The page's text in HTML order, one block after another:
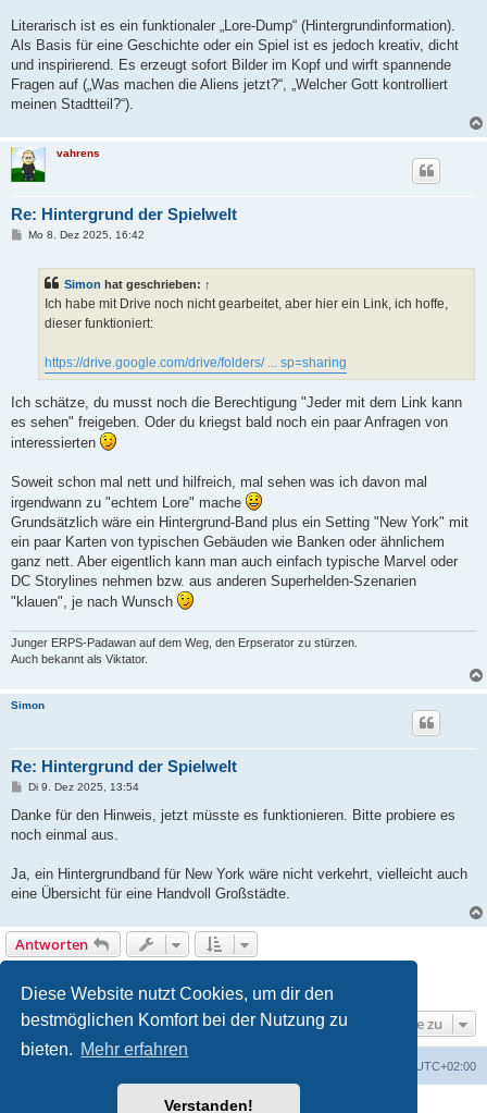
Diese Website nutzt Cookies, um dir den
bestmöglichen Komfort bei der Nutzung zu
bieten. Mehr erfahren
Verstanden!
Literarisch ist es ein funktionaler „Lore-Dump“ (Hintergrundinformation).
Als Basis für eine Geschichte oder ein Spiel ist es jedoch kreativ, dicht
und inspirierend. Es erzeugt sofort Bilder im Kopf und wirft spannende
Fragen auf („Was machen die Aliens jetzt?“, „Welcher Gott kontrolliert
meinen Stadtteil?“).
vahrens
Re: Hintergrund der Spielwelt
BMo 8. Dez 2025, 16:42
Simon hat geschrieben: ↑
Ich habe mit Drive noch nicht gearbeitet, aber hier ein Link, ich hoffe,
dieser funktioniert:
https://drive.google.com/drive/folders/ ... sp=sharing
Ich schätze, du musst noch die Berechtigung "Jeder mit dem Link kann
es sehen" freigeben. Oder du kriegst bald noch ein paar Anfragen von
interessierten
Soweit schon mal nett und hilfreich, mal sehen was ich davon mal
irgendwann zu "echtem Lore" mache
Grundsätzlich wäre ein Hintergrund-Band plus ein Setting "New York" mit
ein paar Karten von typischen Gebäuden wie Banken oder ähnlichem
ganz nett. Aber eigentlich kann man auch einfach typische Marvel oder
DC Storylines nehmen bzw. aus anderen Superhelden-Szenarien
"klauen", je nach Wunsch
Junger ERPS-Padawan auf dem Weg, den Erpserator zu stürzen.
Auch bekannt als Viktator.
Simon
Re: Hintergrund der Spielwelt
B
i
r
Di 9. Dez 2025, 13:54
Danke für den Hinweis, jetzt müsste es funktionieren. Bitte probiere es
noch einmal aus.
Ja, ein Hintergrundband für New York wäre nicht verkehrt, vielleicht auch
eine Übersicht für eine Handvoll Großstädte.
Antworten
Vorherige
Gehe zu
UTC+02:00
Powered byphpBB® Forum Software © phpBB Limited